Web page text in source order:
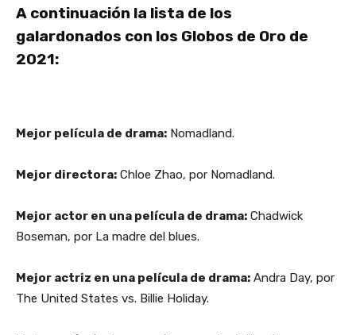
A continuación la lista de los
galardonados con los Globos de Oro de
2021:
Mejor película de drama: Nomadland.
Mejor directora: Chloe Zhao, por Nomadland.
Mejor actor en una película de drama: Chadwick
Boseman, por La madre del blues.
Mejor actriz en una película de drama: Andra Day, por
The United States vs. Billie Holiday.